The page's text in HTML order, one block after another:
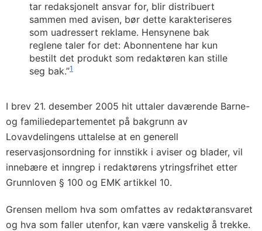
tar redaksjonelt ansvar for, blir distribuert
sammen med avisen, bør dette karakteriseres
som uadressert reklame. Hensynene bak
reglene taler for det: Abonnentene har kun
bestilt det produkt som redaktøren kan stille
seg bak.”1
I brev 21. desember 2005 hit uttaler daværende Barne-
og familiedepartementet på bakgrunn av
Lovavdelingens uttalelse at en generell
reservasjonsordning for innstikk i aviser og blader, vil
innebære et inngrep i redaktørens ytringsfrihet etter
Grunnloven § 100 og EMK artikkel 10.
Grensen mellom hva som omfattes av redaktøransvaret
og hva som faller utenfor, kan være vanskelig å trekke.